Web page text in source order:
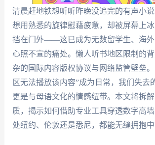
清晨赶地铁想听听昨晚没追完的有声小
想用熟悉的旋律慰藉疲惫，却被屏幕上
挡在门外——这已成为无数留学生、海外
心照不宣的痛处。懒人听书地区限制的
杂的国际内容版权协议与网络监管壁垒
区无法播放该内容”成为日常，我们失去
更是与母语文化的情感纽带。本文将拆
质，揭示如何借助专业工具穿透数字高
处纽约、伦敦还是悉尼，都能无缝拥抱中